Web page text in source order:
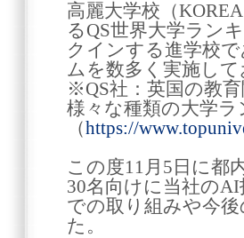
高麗大学校（
るQS世界大学ラン
クインする進学校
ムを数多く実施して
※QS社：英国の教
様々な種類の大学
（https://
この度11月5日に都
30名向けに当社の
での取り組みや今
た。